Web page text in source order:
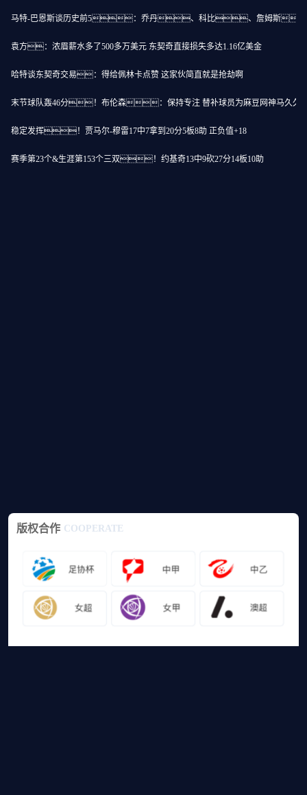
马特-巴恩斯谈历史前5：乔丹、科比、詹姆斯
袁方：浓眉薪水多了500多万美元 东契奇直接损失多达1.16亿美金
哈特谈东契奇交易：得给佩林卡点赞 这家伙简直就是抢劫啊
末节球队轰46分！布伦森：保持专注 替补球员为麻豆网神马久久
稳定发挥！贾马尔-穆雷17中7拿到20分5板8助 正负值+18
赛季第23个&生涯第153个三双！约基奇13中9砍27分14板10助
版权合作 COOPERATE